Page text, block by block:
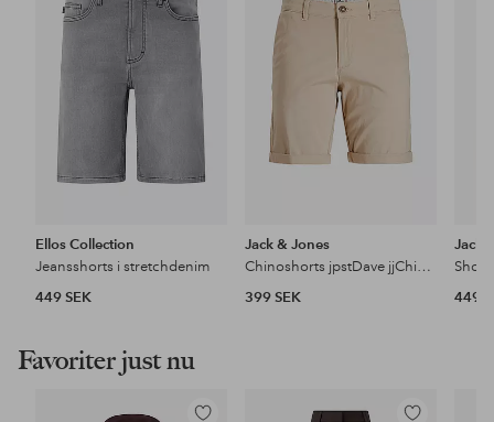
i
Ellos Collection
Jeansshorts i stretchdenim
449 SEK
i
favoriter
Jack & Jones
Chinoshorts jpstDave jjChino SN Akm Pls
399 SEK
Jack
449
Favoriter just nu